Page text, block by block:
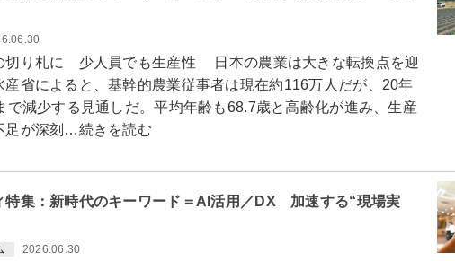
り札に 少人員でも生産性 日本の農業は大きな転換点を迎
産省によると、基幹的農業従事者は現在約116万人だが、20年
で減少する見通しだ。平均年齢も68.7歳と高齢化が進み、生産
足が深刻…続きを読む
特集：新時代のキーワード＝AI活用／DX 加速する“現場実
2026.06.30